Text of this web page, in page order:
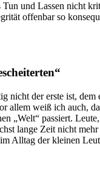
Tun und Lassen
offenbar so
der erste ist,
weiß ich auch,
„Welt“ passiert.
lange Zeit nicht
Alltag der kleinen